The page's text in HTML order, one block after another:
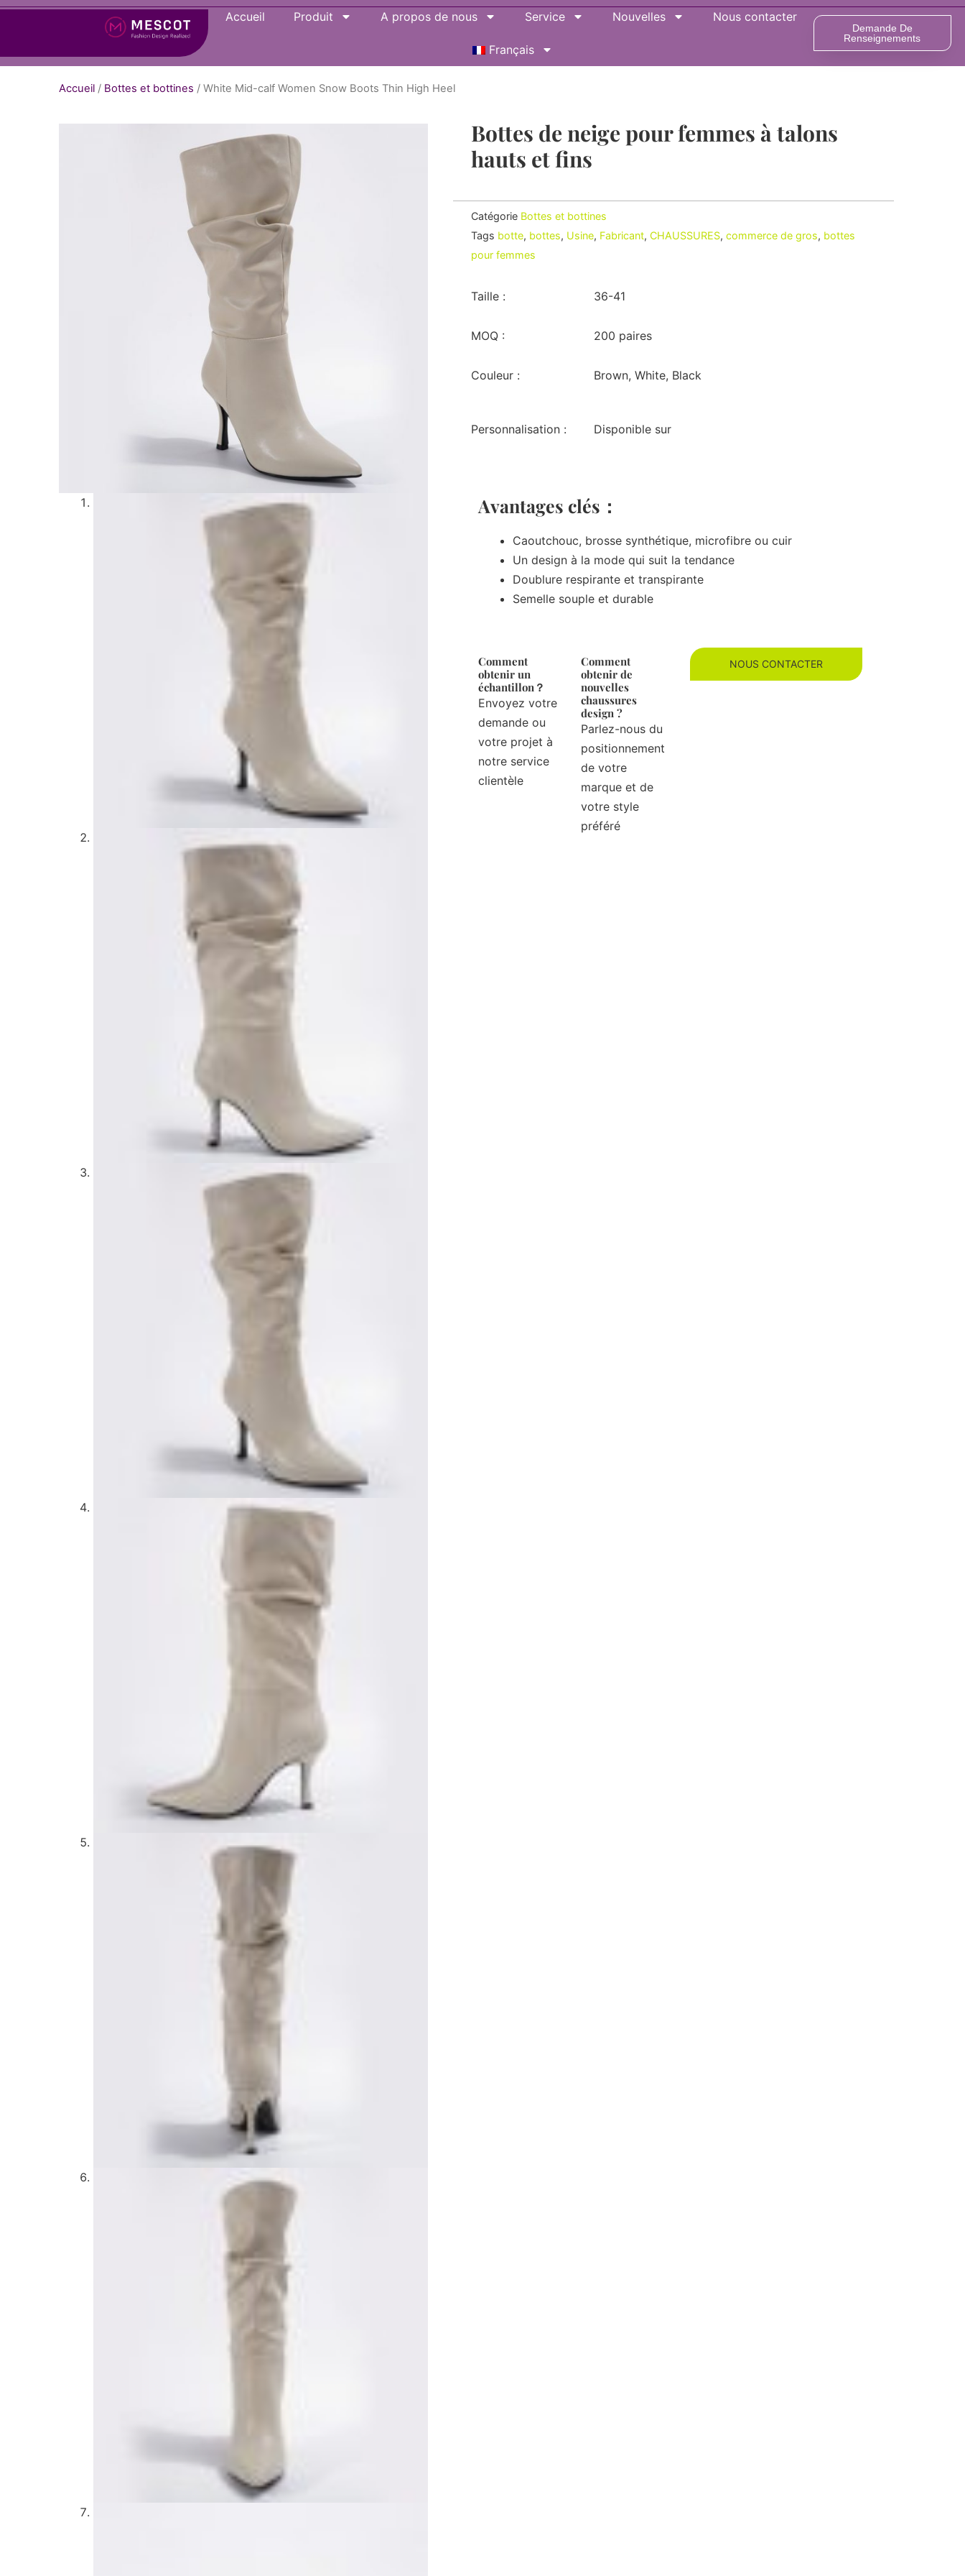
Accueil Produit A propos de nous Service Nouvelles Nous contacter
Français
Demande De
Renseignements
Accueil / Bottes et bottines / White Mid-calf Women Snow Boots Thin High Heel
Bottes de neige pour femmes à talons
hauts et fins
Catégorie Bottes et bottines
Tags botte, bottes, Usine, Fabricant, CHAUSSURES, commerce de gros, bottes
pour femmes
Taille : 36-41
MOQ : 200 paires
Couleur : Brown, White, Black
Personnalisation : Disponible sur
Avantages clés：
Caoutchouc, brosse synthétique, microfibre ou cuir
Un design à la mode qui suit la tendance
Doublure respirante et transpirante
Semelle souple et durable
Comment
obtenir un
échantillon？
Envoyez votre
demande ou
votre projet à
notre service
clientèle
Comment
obtenir de
nouvelles
chaussures
design ?
Parlez-nous du
positionnement
de votre
marque et de
votre style
préféré
NOUS CONTACTER